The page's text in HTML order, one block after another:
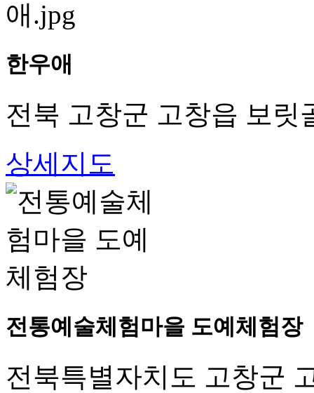
한우애
전북 고창군 고창읍 보릿
상세지도
전통예술체험마을 도예체험장
전북특별자치도 고창군